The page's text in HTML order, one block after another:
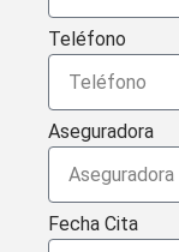
Teléfono
Aseguradora
Fecha Cita